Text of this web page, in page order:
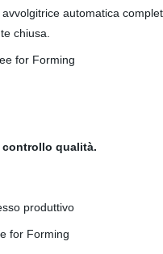
automatica
chiusa.
controllo qualità.
produttivo